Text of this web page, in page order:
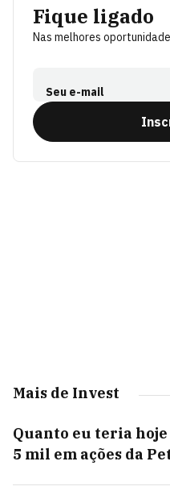
Fique ligado
Nas melhores
Seu e-mail
Mais de Invest
Quanto eu teria
5 mil em ações da